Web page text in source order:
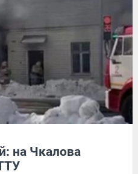
на Чкалова